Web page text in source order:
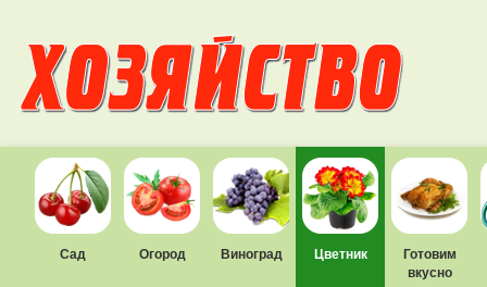
Сад Огород Виноград Цветник
Готовим
вкусно